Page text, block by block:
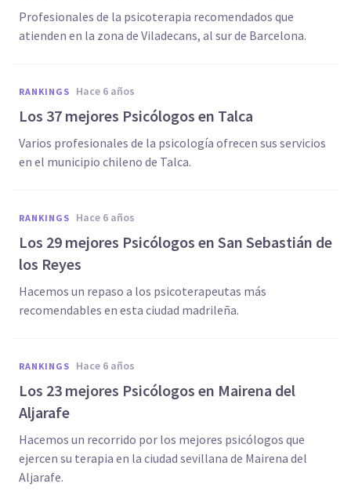
Profesionales de la psicoterapia recomendados que
atienden en la zona de Viladecans, al sur de Barcelona.
RANKINGS hace 6 años
Los 37 mejores Psicólogos en Talca
Varios profesionales de la psicología ofrecen sus servicios
en el municipio chileno de Talca.
RANKINGS hace 6 años
Los 29 mejores Psicólogos en San Sebastián de
los Reyes
Hacemos un repaso a los psicoterapeutas más
recomendables en esta ciudad madrileña.
RANKINGS hace 6 años
Los 23 mejores Psicólogos en Mairena del
Aljarafe
Hacemos un recorrido por los mejores psicólogos que
ejercen su terapia en la ciudad sevillana de Mairena del
Aljarafe.